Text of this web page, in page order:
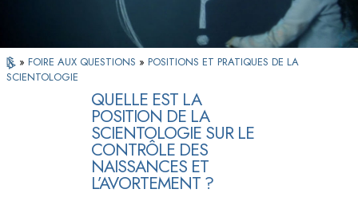
» FOIRE AUX QUESTIONS » POSITIONS ET PRATIQUES DE LA
SCIENTOLOGIE
QUELLE EST LA
POSITION DE LA
SCIENTOLOGIE SUR LE
CONTRÔLE DES
NAISSANCES ET
L’AVORTEMENT ?